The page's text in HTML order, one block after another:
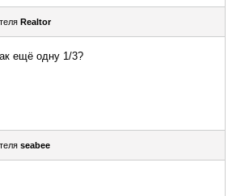
Realtor
ещё одну 1/3?
seabee